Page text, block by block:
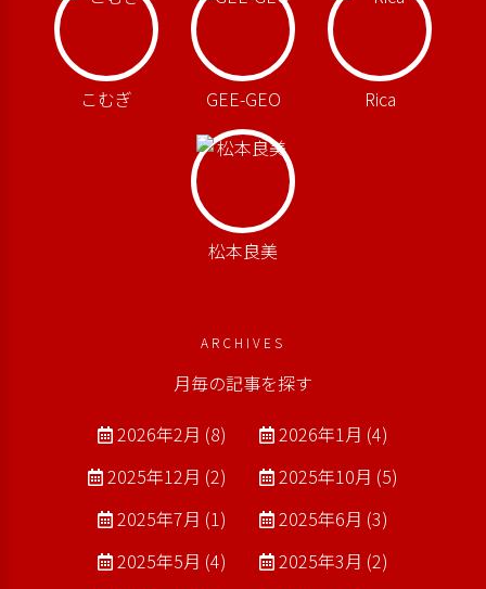
こむぎ GEE-GEO Rica
松本良美
ARCHIVES
月毎の記事を探す
2026年2月 (8)
2026年1月 (4)
2025年12月 (2)
2025年10月 (5)
2025年7月 (1)
2025年6月 (3)
2025年5月 (4)
2025年3月 (2)